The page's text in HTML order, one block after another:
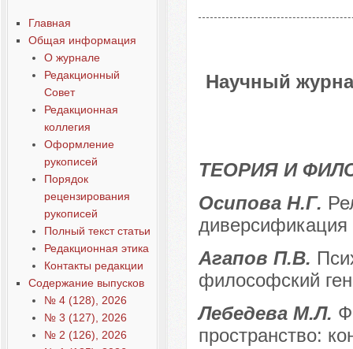
Главная
Общая информация
О журнале
Редакционный
Совет
Редакционная
коллегия
Оформление
рукописей
Порядок
рецензирования
рукописей
Полный текст статьи
Редакционная этика
Контакты редакции
Содержание выпусков
№ 4 (128), 2026
№ 3 (127), 2026
№ 2 (126), 2026
Научный
ТЕОРИЯ И
Осипова Н.Г.
диверсификация
Агапов П.В.
философский
Лебедева М.Л.
пространство: